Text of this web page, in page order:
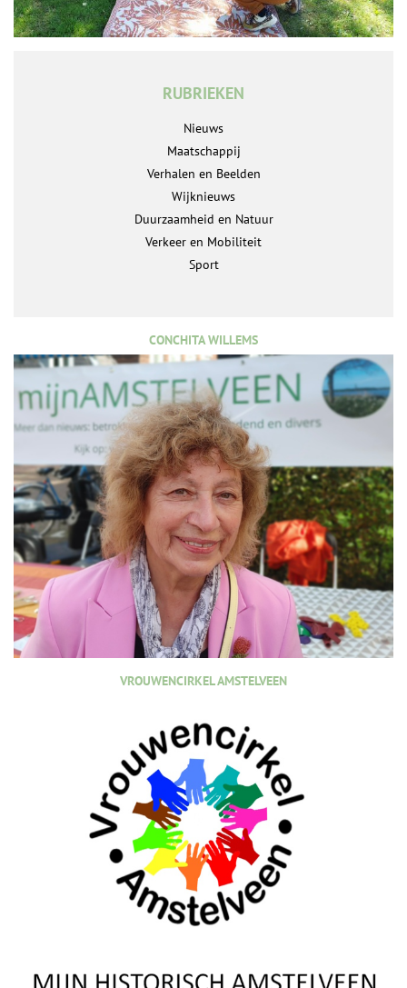
RUBRIEKEN
Nieuws
Maatschappij
Verhalen en Beelden
Wijknieuws
Duurzaamheid en Natuur
Verkeer en Mobiliteit
Sport
CONCHITA WILLEMS
VROUWENCIRKEL AMSTELVEEN